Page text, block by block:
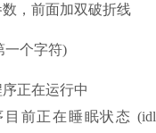
，前面加双破折线
一个字符)
序正在运行中
目前正在睡眠状态